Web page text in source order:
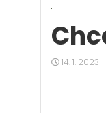
14. 1. 2023